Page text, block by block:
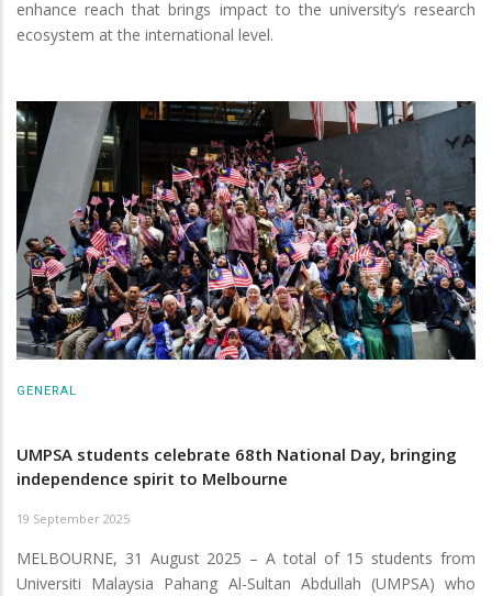
enhance reach that brings impact to the university’s research
ecosystem at the international level.
GENERAL
UMPSA students celebrate 68th National Day, bringing
independence spirit to Melbourne
19 September 2025
MELBOURNE, 31 August 2025 – A total of 15 students from
Universiti Malaysia Pahang Al-Sultan Abdullah (UMPSA) who